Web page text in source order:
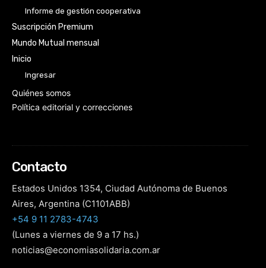
Informe de gestión cooperativa
Suscripción Premium
Mundo Mutual mensual
Inicio
Ingresar
Quiénes somos
Política editorial y correcciones
Contacto
Estados Unidos 1354, Ciudad Autónoma de Buenos
Aires, Argentina (C1101ABB)
+54 9 11 2783-4743
(Lunes a viernes de 9 a 17 hs.)
noticias@economiasolidaria.com.ar